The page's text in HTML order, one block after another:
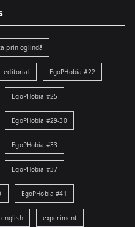
prin oglindă
editorial EgoPHobia #22
EgoPHobia #25
EgoPHobia #29-30
EgoPHobia #33
EgoPHobia #37
EgoPHobia #41
english experiment